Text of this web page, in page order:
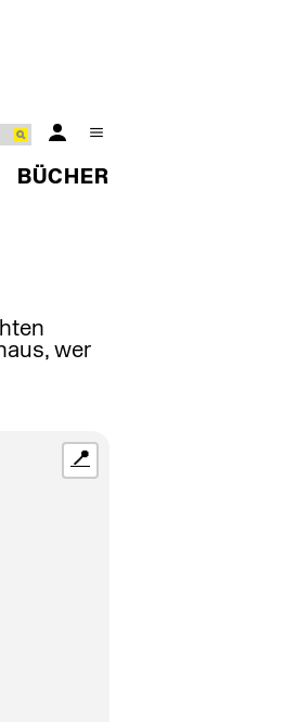
BÜCHER
wer
📍